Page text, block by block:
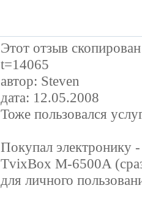
Этот отзыв
t=14065
автор: Steven
дата: 12.05.2008
Тоже пользовался
Покупал электронику
TvixBox M-6500A
для личного